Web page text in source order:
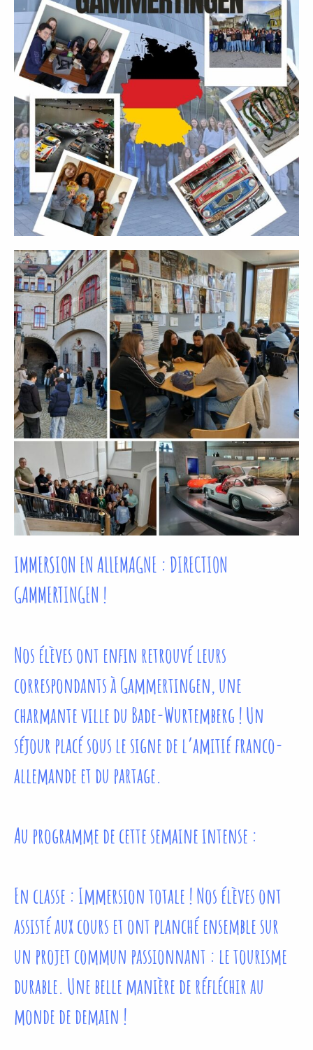
IMMERSION EN ALLEMAGNE : DIRECTION
GAMMERTINGEN !
Nos élèves ont enfin retrouvé leurs
correspondants à Gammertingen, une
charmante ville du Bade-Wurtemberg ! Un
séjour placé sous le signe de l’amitié franco-
allemande et du partage.
Au programme de cette semaine intense :
En classe : Immersion totale ! Nos élèves ont
assisté aux cours et ont planché ensemble sur
un projet commun passionnant : le tourisme
durable. Une belle manière de réfléchir au
monde de demain !